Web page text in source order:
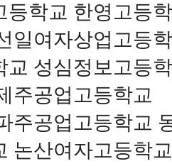
등학교 한영고등
일여자상업고등
교 성심정보고등
주공업고등학교
주공업고등학교
논산여자고등학